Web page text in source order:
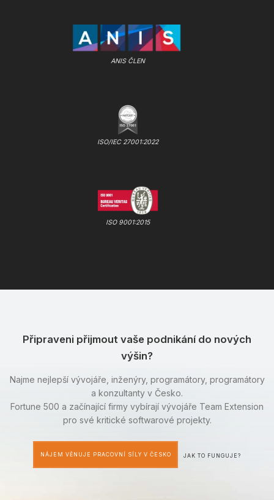
ANIS ČLEN
ISO/IEC 27001:2022
ISO 9001:2015
Připraveni přijmout vaše podnikání do nových
výšin?
Najme nejlepší vývojáře, inženýry, programátory, programátory
a konzultanty v Česko.
Fortune 500 a začínající firmy vybírají vývojáře Team Extension
pro své kritické softwarové projekty.
NÁJEM VĚNUJE PRACOVNÍ SÍLY V ČESKO JAK TO FUNGUJE?